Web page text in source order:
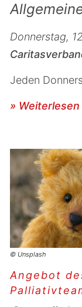
Donnerstag,
Jeden
» Weiterlesen
© Unsplash
Angebot